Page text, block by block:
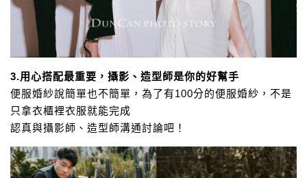
3.用心搭配最重要，攝影、造型師是你的好幫手
便服婚紗說簡單也不簡單， 為了有100分的便服婚紗，不是
只拿衣櫃裡衣服就能完成
認真與攝影師、造型師溝通討論吧！